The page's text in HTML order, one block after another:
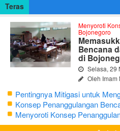
Teras
Menyoroti
Bojonegoro
Bencana
di
Selasa, 29
Oleh Imam
Pentingnya Mitigasi untuk
Bojonegoro
Konsep Penanggulangan
Mengutamakan Tanggap
Menyoroti Konsep
Bojonegoro